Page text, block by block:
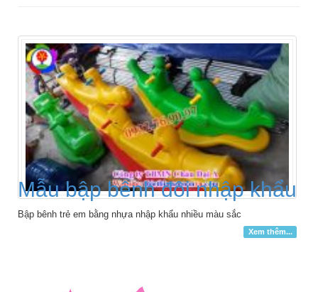
Mẫu bập bênh đôi nhập khẩu
Bập bênh trẻ em bằng nhựa nhập khẩu nhiều màu sắc
Xem thêm...